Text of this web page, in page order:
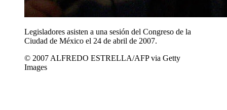
Legisladores asisten a una sesión del Congreso de la
Ciudad de México el 24 de abril de 2007.
© 2007 ALFREDO ESTRELLA/AFP via Getty
Images